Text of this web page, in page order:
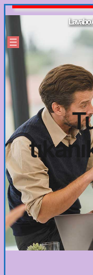
İçeriğe
Lavabo